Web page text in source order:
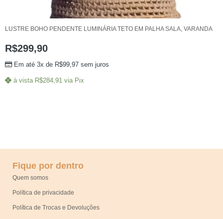
LUSTRE BOHO PENDENTE LUMINÁRIA TETO EM PALHA SALA, VARANDA
R$299,90
Em até 3x de R$99,97 sem juros
à vista R$284,91 via Pix
Fique por dentro
Quem somos
Política de privacidade
Política de Trocas e Devoluções